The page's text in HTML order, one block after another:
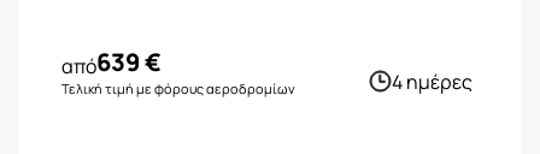
4 ημέρες
από639€
Τελική τιμή με φόρους αεροδρομίων